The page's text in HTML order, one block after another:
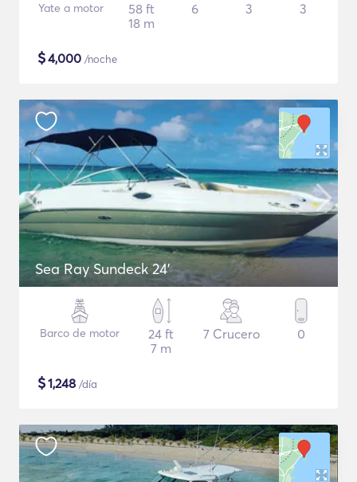
Yate a motor
58 ft
18 m
6 3 3
$4,000 /noche
Sea Ray Sundeck 24'
Barco de motor
24 ft
7 m
7 Crucero 0
$1,248 /día